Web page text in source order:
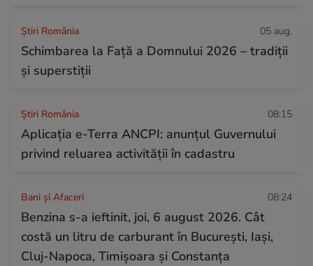
Știri România 05 aug.
Schimbarea la Față a Domnului 2026 – tradiții
și superstiții
Știri România 08:15
Aplicația e-Terra ANCPI: anunțul Guvernului
privind reluarea activității în cadastru
Bani și Afaceri 08:24
Benzina s-a ieftinit, joi, 6 august 2026. Cât
costă un litru de carburant în București, Iași,
Cluj-Napoca, Timișoara și Constanța